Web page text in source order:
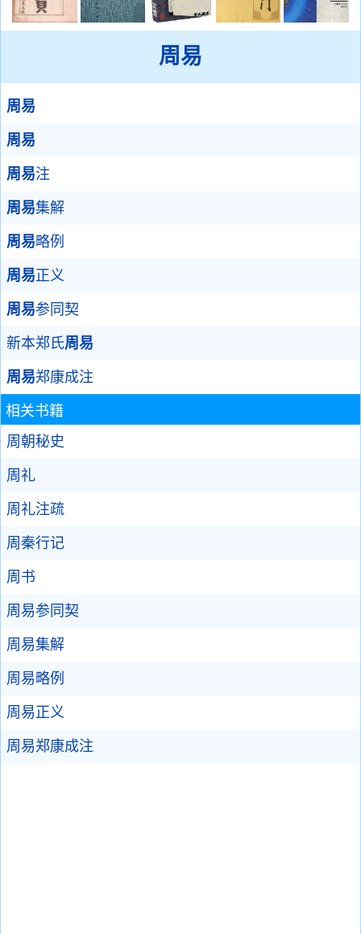
周易
周易
周易
周易注
周易集解
周易略例
周易正义
周易参同契
新本郑氏周易
周易郑康成注
相关书籍
周朝秘史
周礼
周礼注疏
周秦行记
周书
周易参同契
周易集解
周易略例
周易正义
周易郑康成注